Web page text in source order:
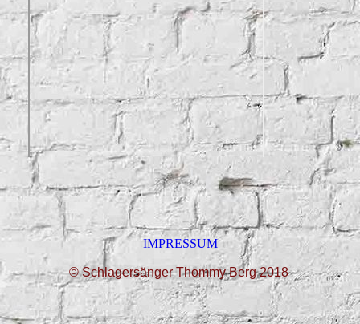
IMPRESSUM
© Schlagersänger Thommy Berg 2018